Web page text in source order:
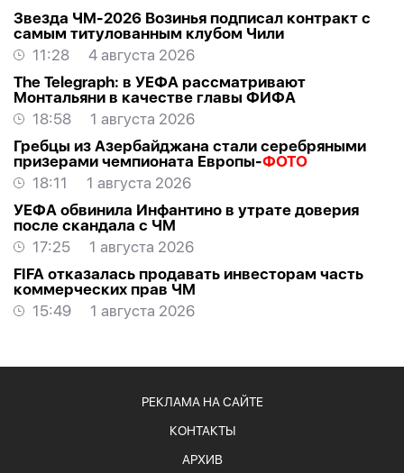
Звезда ЧМ-2026 Возинья подписал контракт с
самым титулованным клубом Чили
11:28
4 августа 2026
The Telegraph: в УЕФА рассматривают
Монтальяни в качестве главы ФИФА
18:58
1 августа 2026
Гребцы из Азербайджана стали серебряными
призерами чемпионата Европы-ФОТО
18:11
1 августа 2026
УЕФА обвинила Инфантино в утрате доверия
после скандала с ЧМ
17:25
1 августа 2026
FIFA отказалась продавать инвесторам часть
коммерческих прав ЧМ
15:49
1 августа 2026
РЕКЛАМА НА САЙТЕ
КОНТАКТЫ
АРХИВ